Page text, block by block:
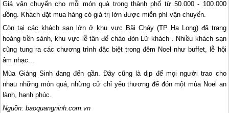
Giá vận chuyển cho mỗi món quà trong thành phố từ 50.000 - 100.000
đồng. Khách đặt mua hàng có giá trị lớn được miễn phí vận chuyển.
Còn tại các khách sạn lớn ở khu vực Bãi Cháy (TP Hạ Long) đã trang
hoàng tiền sảnh, khu vực lễ tân để chào đón Lữ khách . Nhiều khách sạn
cũng tung ra các chương trình đặc biệt trong đêm Noel như buffet, lễ hội
âm nhạc...
Mùa Giáng Sinh đang đến gần. Đây cũng là dịp để mọi người trao cho
nhau những món quá, những cử chỉ yêu thương để đón một mùa Noel an
lành, hạnh phúc.
Nguồn: baoquangninh.com.vn